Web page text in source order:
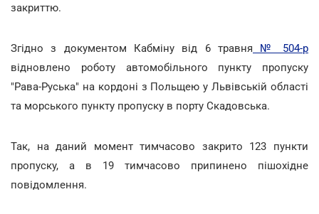
закриттю.
Згідно з документом Кабміну від 6 травня № 504-р
відновлено роботу автомобільного пункту пропуску
"Рава-Руська" на кордоні з Польщею у Львівській області
та морського пункту пропуску в порту Скадовська.
Так, на даний момент тимчасово закрито 123 пункти
пропуску, а в 19 тимчасово припинено пішохідне
повідомлення.